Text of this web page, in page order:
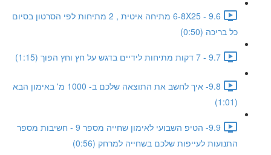
9.6 - 6-8X25 מתיחה איטית , 2 מתיחות לפי הסרטון בסיום
כל בריכה (0:50)
9.7 - 7 דקות מתיחות לידיים בדגש על חץ וחץ הפוך (1:15)
9.8- איך לחשב את התוצאה שלכם ב- 1000 מ' באימון הבא
(1:01)
9.9- הטיפ השבועי לאימון שחייה מספר 9 - חשיבות מספר
התנועות לעייפות שלכם בשחייה למרחק (0:56)